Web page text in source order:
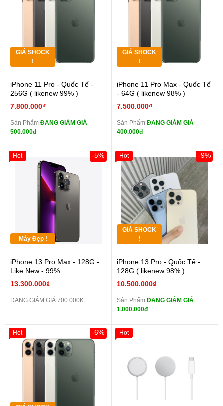
GIÁ SHOCK
!
iPhone 11 Pro - Quốc Tế -
256G ( likenew 99% )
7.800.000₫
Sản Phẩm ĐANG GIẢM GIÁ
500.000đ
GIÁ SHOCK
!
iPhone 11 Pro Max - Quốc Tế
- 64G ( likenew 98% )
7.500.000₫
Sản Phẩm ĐANG GIẢM GIÁ
400.000đ
Máy Đẹp !
iPhone 13 Pro Max - 128G -
Like New - 99%
13.300.000₫
-5%
ĐANG GIẢM GIÁ 700.000K
Hot
GIÁ SHOCK
!
iPhone 13 Pro - Quốc Tế -
128G ( likenew 98% )
10.500.000₫
-9%
Sản Phẩm ĐANG GIẢM GIÁ
1.000.000đ
Hot
-6%
Hot Hot